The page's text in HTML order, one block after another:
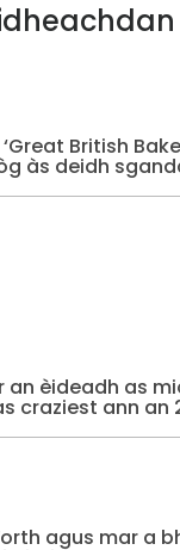
British Bake
às deidh
èideadh as
craziest ann an
agus mar a